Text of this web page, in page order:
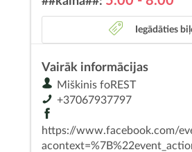
Iegādāties
Vairāk informācijas
Miškinis foREST
+37067937797
https://www.facebook.com/